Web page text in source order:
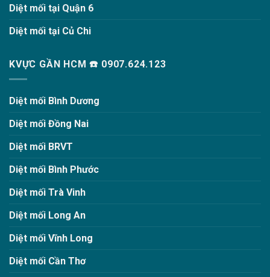
Diệt mối tại Quận 6
Diệt mối tại Củ Chi
KVỰC GẦN HCM ☎️ 0907.624.123
Diệt mối Bình Dương
Diệt mối Đồng Nai
Diệt mối BRVT
Diệt mối Bình Phước
Diệt mối Trà Vinh
Diệt mối Long An
Diệt mối Vĩnh Long
Diệt mối Cần Thơ